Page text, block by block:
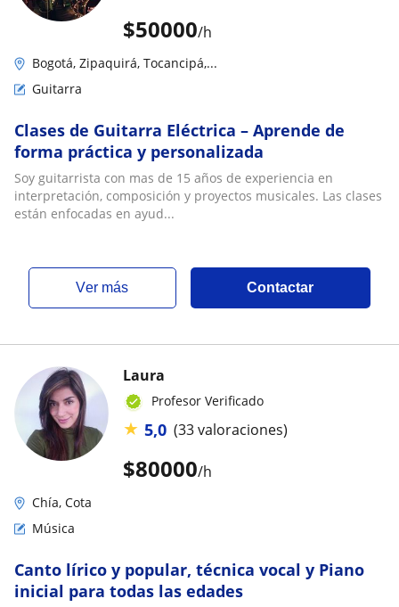
$50000/h
Bogotá, Zipaquirá, Tocancipá,...
Guitarra
Clases de Guitarra Eléctrica – Aprende de
forma práctica y personalizada
Soy guitarrista con mas de 15 años de experiencia en
interpretación, composición y proyectos musicales. Las clases
están enfocadas en ayud...
ver más Contactar
$80000/h
Laura
Profesor Verificado
★ 5,0 (33 valoraciones)
Chía, Cota
Música
Canto lírico y popular, técnica vocal y Piano
inicial para todas las edades